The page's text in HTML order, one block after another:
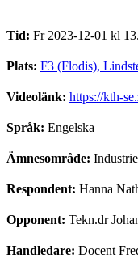
Tid: Fr 2023-12-01 kl
Plats: F3 (Flodis),
Videolänk: https://kth-
Språk: Engelska
Ämnesområde:
Respondent: Hanna
Opponent: Tekn.dr
Handledare: Docent